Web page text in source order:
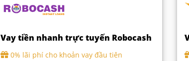
Vay tiền nhanh trực tuyến Robocash
0% lãi phí cho khoản vay đầu tiên